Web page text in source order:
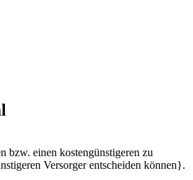
bzw. einen kostengünstigeren zu
Versorger entscheiden können}.